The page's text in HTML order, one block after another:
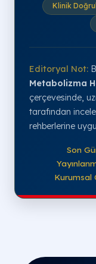
Klinik
Editoryal Not:
Metabolizma
çerçevesinde,
tarafından
rehberlerine
Son
Kurumsal